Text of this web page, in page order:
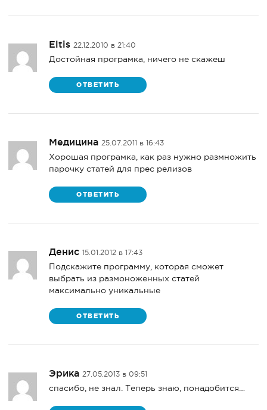
Eltis 22.12.2010 в 21:40
Достойная програмка, ничего не скажеш
ОТВЕТИТЬ
Медицина 25.07.2011 в 16:43
Хорошая програмка, как раз нужно размножить
парочку статей для прес релизов
ОТВЕТИТЬ
Денис15.01.2012 в 17:43
Подскажите программу, которая сможет
выбрать из размоноженных статей
максимально уникальные
ОТВЕТИТЬ
Эрика 27.05.2013 в 09:51
спасибо, не знал. Теперь знаю, понадобится…